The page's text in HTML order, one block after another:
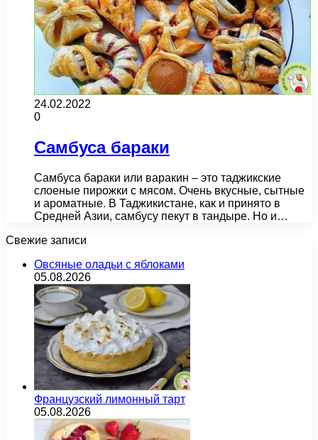
24.02.2022
0
Самбуса бараки
Самбуса бараки или варакин – это таджикские
слоеные пирожки с мясом. Очень вкусные, сытные
и ароматные. В Таджикистане, как и принято в
Средней Азии, самбусу пекут в тандыре. Но и…
Свежие записи
Овсяные оладьи с яблоками
05.08.2026
Французский лимонный тарт
05.08.2026